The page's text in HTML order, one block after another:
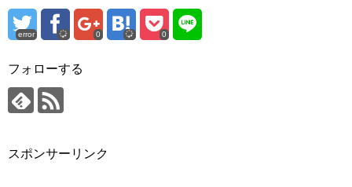
error 0 0
フォローする
スポンサーリンク